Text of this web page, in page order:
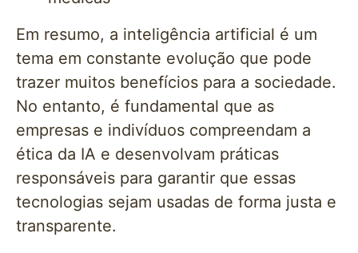
Em resumo, a inteligência artificial é um
tema em constante evolução que pode
trazer muitos benefícios para a sociedade.
No entanto, é fundamental que as
empresas e indivíduos compreendam a
ética da IA e desenvolvam práticas
responsáveis para garantir que essas
tecnologias sejam usadas de forma justa e
transparente.